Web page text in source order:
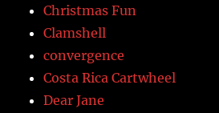
Christmas Fun
Clamshell
convergence
Costa Rica Cartwheel
Dear Jane